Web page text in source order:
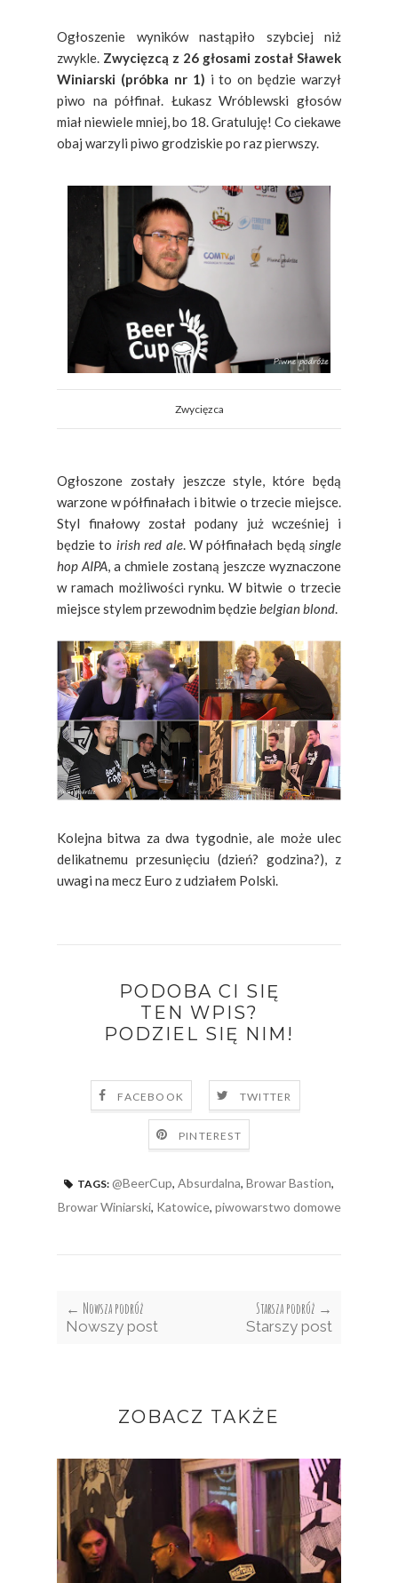
Ogłoszenie wyników nastąpiło szybciej niż
zwykle. Zwycięzcą z 26 głosami został Sławek
Winiarski (próbka nr 1) i to on będzie warzył
piwo na półfinał. Łukasz Wróblewski głosów
miał niewiele mniej, bo 18. Gratuluję! Co ciekawe
obaj warzyli piwo grodziskie po raz pierwszy.
Zwycięzca
Ogłoszone zostały jeszcze style, które będą
warzone w półfinałach i bitwie o trzecie miejsce.
Styl finałowy został podany już wcześniej i
będzie to irish red ale. W półfinałach będą single
hop AIPA, a chmiele zostaną jeszcze wyznaczone
w ramach możliwości rynku. W bitwie o trzecie
miejsce stylem przewodnim będziebelgian blond.
Kolejna bitwa za dwa tygodnie, ale może ulec
delikatnemu przesunięciu (dzień? godzina?), z
uwagi na mecz Euro z udziałem Polski.
PODOBA CI SIĘ
TEN WPIS?
PODZIEL SIĘ NIM!
FACEBOOK TWITTER
PINTEREST
TAGS: @BeerCup, Absurdalna, Browar Bastion,
Browar Winiarski, Katowice, piwowarstwo domowe
← Nowsza podróż
Nowszy post
Starsza podróż →
Starszy post
ZOBACZ TAKŻE